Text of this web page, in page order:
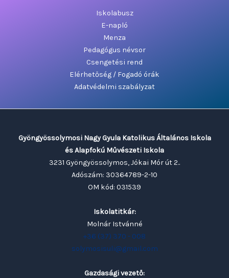
Iskolabusz
E-napló
Menza
Pedagógus névsor
Csengetési rend
Elérhetőség / Fogadó órák
Adatvédelmi szabályzat
Gyöngyössolymosi Nagy Gyula Katolikus Általános Iskola
és Alapfokú Művészeti Iskola
3231 Gyöngyössolymos, Jókai Mór út 2..
Adószám: 30364789-2-10
OM kód: 031539
Iskolatitkár:
Molnár Istvánné
+36 (37) 370 - 008
solymosisuli@gmail.com
Gazdasági vezető: